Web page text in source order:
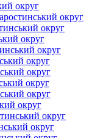
округ
округ
округ
округ
округ
округ
округ
округ
округ
округ
округ
округ